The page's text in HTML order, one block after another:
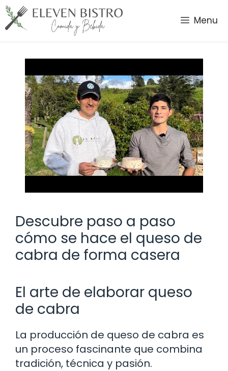
Saltar
al
contenido
Menu
Descubre paso a paso
cómo se hace el queso de
cabra de forma casera
El arte de elaborar queso
de cabra
La producción de queso de cabra es
un proceso fascinante que combina
tradición, técnica y pasión.